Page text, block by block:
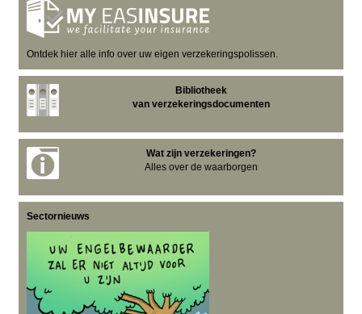
Ontdek hier alle info over uw eigen verzekeringspolissen.
Bibliotheek
van verzekeringsdocumenten
Wat zijn verzekeringen?
Alles over de waarborgen
Sectornieuws